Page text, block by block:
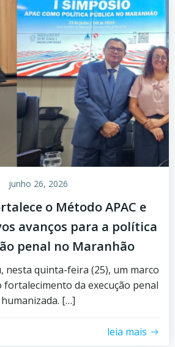
junho 26, 2026
o Método APAC e
avanços para a política
penal no Maranhão
nesta quinta-feira (25), um marco
da execução penal
humanizada. […]
leia mais